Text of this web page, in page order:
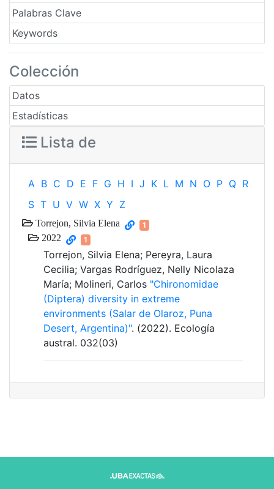
Palabras Clave
Keywords
Colección
Datos
Estadísticas
Lista de
A B C D E F G H I J K L M N O P Q R
S T U V W X Y Z
Torrejon, Silvia Elena 1
2022 1
Torrejon, Silvia Elena; Pereyra, Laura
Cecilia; Vargas Rodríguez, Nelly Nicolaza
María; Molineri, Carlos "Chironomidae
(Diptera) diversity in extreme
environments (Salar de Olaroz, Puna
Desert, Argentina)". (2022). Ecología
austral. 032(03)